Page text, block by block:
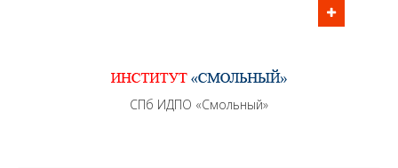
перерывов в рабочие дни с 9:00 до 21:00 МСК
MAX +7 (981) 190-30-30
mail@institutsmolnyj.ru
СПб ИДПО «Смольный»